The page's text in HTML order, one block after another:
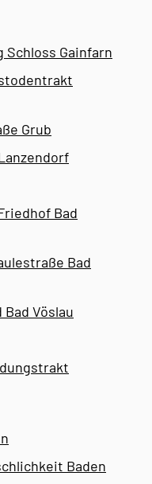
Gainfarn
Grub
Bad
Bad
Vöslau
Baden